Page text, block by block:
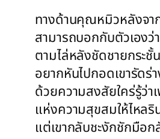
ทางด้านคุณหมิวหลังจา
สามารถบอกกับตัวเองว่
ตามไล่หลังชัดชายกระ
อยากหันไปกอดเขารัดร่
ด้วยความสงสัยใคร่รู้ว่
แห่งความสุขสมให้ไหล
แต่เขากลับชะงักชักมือ